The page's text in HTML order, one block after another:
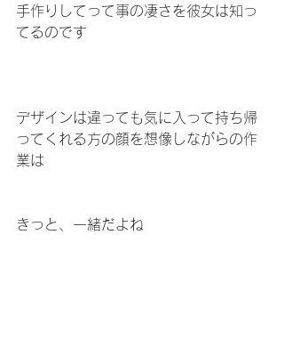
手作りしてって事の凄さを彼女は知っ
てるのです
デザインは違っても気に入って持ち帰
ってくれる方の顔を想像しながらの作
業は
きっと、一緒だよね